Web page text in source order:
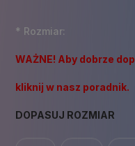
* Rozmiar:
WAŻNE! Aby dobrze
kliknij w nasz poradnik.
DOPASUJ ROZMIAR